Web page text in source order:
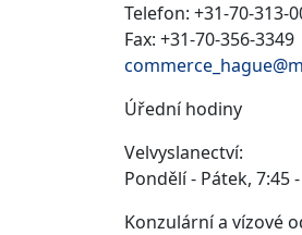
Telefon: +31-70-313-
Fax: +31-70-356-3349
Úřední hodiny
Velvyslanectví:
Pondělí - Pátek, 7:45
Konzulární a vízové